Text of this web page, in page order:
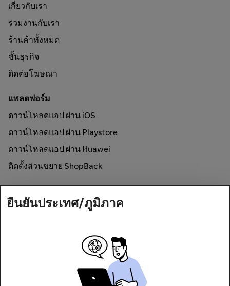
เกี่ยวกับเรา
ร่วมงานกับเรา
ร้านค้าทั้งหมด
ชั้นธุรกิจ
ติดต่อโฆษณา
แพลตฟอร์ม
ดาวน์โหลดแอป ผ่าน iOS
ดาวน์โหลดแอป ผ่าน Playstore
ดาวน์โหลดแอป ผ่าน Huawei
ติดตั้งส่วนขยาย ShopBack
ช้อปออนไลน์และรับเงินคืน
ยืนยันประเทศ/ภูมิภาค